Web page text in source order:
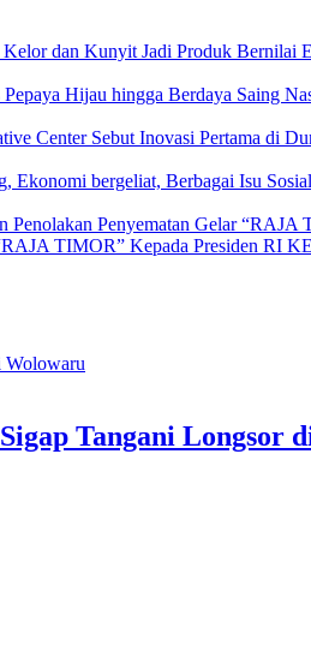
TIMOR” Kepada Presiden RI
Tangani Longsor